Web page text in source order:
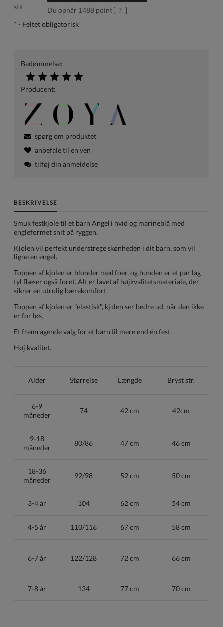
stk
Du opnår 1488point [ ? ]
* - Feltet obligatorisk
Bedømmelse:
Producent:
spørg om produktet
anbefale til en ven
tilføj din anmeldelse
BESKRIVELSE
Smuk festkjole til et barn Angel i hvid og marineblå med
engleformet snit på ryggen.
Kjolen vil perfekt understrege skønheden i dit barn, som vil
ligne en engel.
Toppen af kjolen er blonder med foer, og bunden er et par lag
tyl flæser også foret. Alt er lavet af højkvalitetsmateriale, der
sikrer en utrolig bærekomfort.
Toppen af kjolen er "elastisk", kjolen ser bedre ud, når den ikke
er for løs.
Et fremragende valg for et barn til mere end én fest.
Høj kvalitet.
Alder Størrelse Længde Bryst str.
6-9
måneder
74 42 cm 42cm
9-18
måneder
80/86 47 cm 46 cm
18-36
måneder
92/98 52 cm 50 cm
3-4 år 104 62 cm 54 cm
4-5 år 110/116 67 cm 58 cm
6-7 år 122/128 72 cm 66 cm
7-8 år 134 77 cm 70 cm